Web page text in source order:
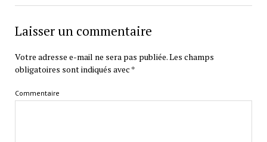
Laisser un commentaire
Votre adresse e-mail ne sera pas publiée.Les champs
obligatoires sont indiqués avec *
Commentaire